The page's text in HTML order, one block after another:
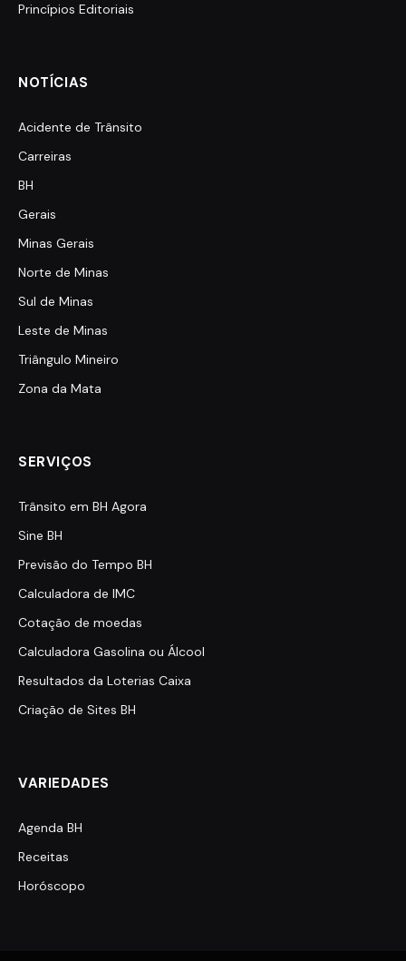
Princípios Editoriais
NOTÍCIAS
Acidente de Trânsito
Carreiras
BH
Gerais
Minas Gerais
Norte de Minas
Sul de Minas
Leste de Minas
Triângulo Mineiro
Zona da Mata
SERVIÇOS
Trânsito em BH Agora
Sine BH
Previsão do Tempo BH
Calculadora de IMC
Cotação de moedas
Calculadora Gasolina ou Álcool
Resultados da Loterias Caixa
Criação de Sites BH
VARIEDADES
Agenda BH
Receitas
Horóscopo